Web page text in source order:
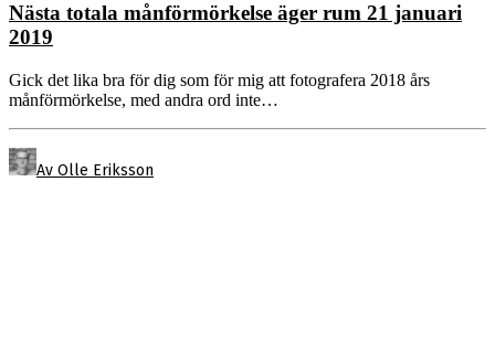
Nästa totala månförmörkelse äger rum 21 januari
2019
Gick det lika bra för dig som för mig att fotografera 2018 års
månförmörkelse, med andra ord inte…
Av Olle Eriksson